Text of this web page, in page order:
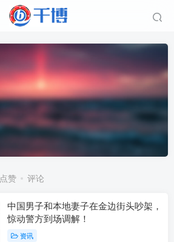
点赞 评论
中国男子和本地妻子在金边街头吵架，
惊动警方到场调解！
资讯